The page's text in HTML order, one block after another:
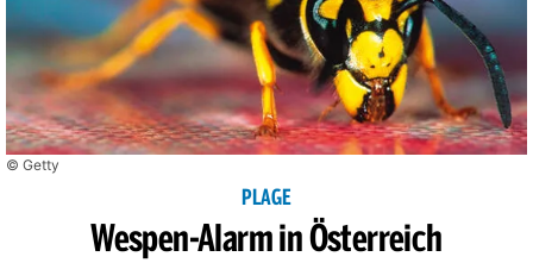
© Getty
PLAGE
Wespen-Alarm in Österreich